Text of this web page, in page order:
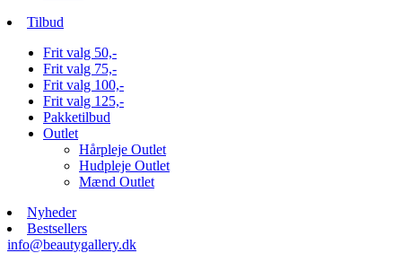
Tilbud
Frit valg 50,-
Frit valg 75,-
Frit valg 100,-
Frit valg 125,-
Pakketilbud
Outlet
Hårpleje Outlet
Hudpleje Outlet
Mænd Outlet
Nyheder
Bestsellers
info@beautygallery.dk